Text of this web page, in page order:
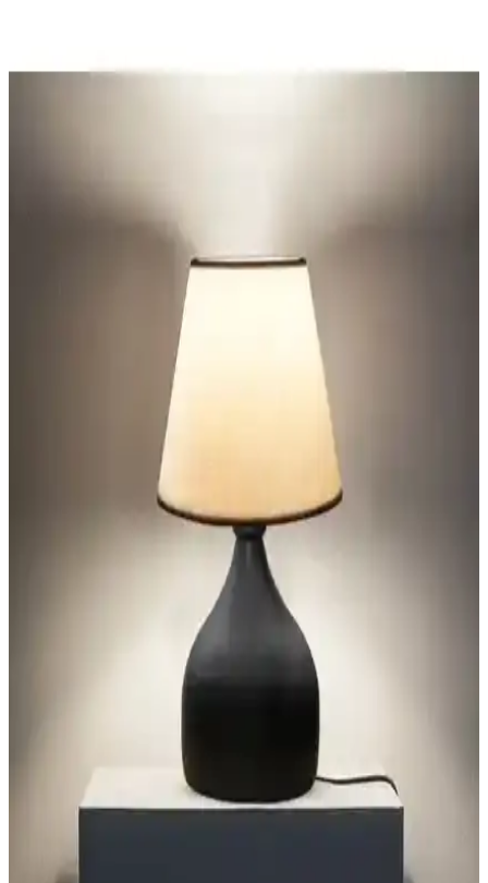
Yüksek Tavanlı Kiralık Evlerde Ağır ve Geniş
Vivido Abajur Modelleri Karşılaştırması: Beyaz
Krom ve Kumbeji Yatak Odası Abajurları
Vivido'nun Beyaz Krom Safir ve Kumbeji modelleri modern
tasarımıyla ev dekorasyonuna şıklık katıyor. Her iki abajur da farklı
özellikleriyle yaşam alanlarınızı aydınlatıyor ve tarzınızı yansıtıyor.
Yatak Odasında Abajur Seçimi ve Yerleşiminde
Denge ve Estetik Unsurların Önemi
Yatak odasında abajur seçimi ve yerleşimi, boyut, renk uyumu ve
ışık sıcaklığı gibi detaylarla odanın estetiği ve fonksiyonelliği
açısından önem taşır. Alternatif aydınlatma çözümleri de
Qdec Modern Dizayn Abajurlar Karşılaştırması:
Estetik ve Fonksiyonellik Analizi
İki farklı modern tasarımlı Qdec abajur modelinin malzeme, boyut
ve tasarım özellikleri detaylı şekilde karşılaştırılıyor, kullanım
alanları ve kullanıcı yorumlarıyla ürünlerin avantajları ve farkları
Yatak Odası Abajurları Karşılaştırması: Homing
İki yatak odası abajuru karşılaştırması, malzeme, boyut ve kullanıcı
geri bildirimleriyle detaylandırıldı. Homing ve Vivido modellerinin
özellikleri ve kullanım avantajları ortaya kondu.
Abajurlarının Detaylı Karşılaştırması